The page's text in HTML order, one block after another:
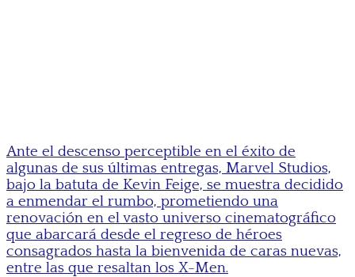
Ante el descenso perceptible en el éxito de
algunas de sus últimas entregas, Marvel Studios,
bajo la batuta de Kevin Feige, se muestra decidido
a enmendar el rumbo, prometiendo una
renovación en el vasto universo cinematográfico
que abarcará desde el regreso de héroes
consagrados hasta la bienvenida de caras nuevas,
entre las que resaltan los X-Men.